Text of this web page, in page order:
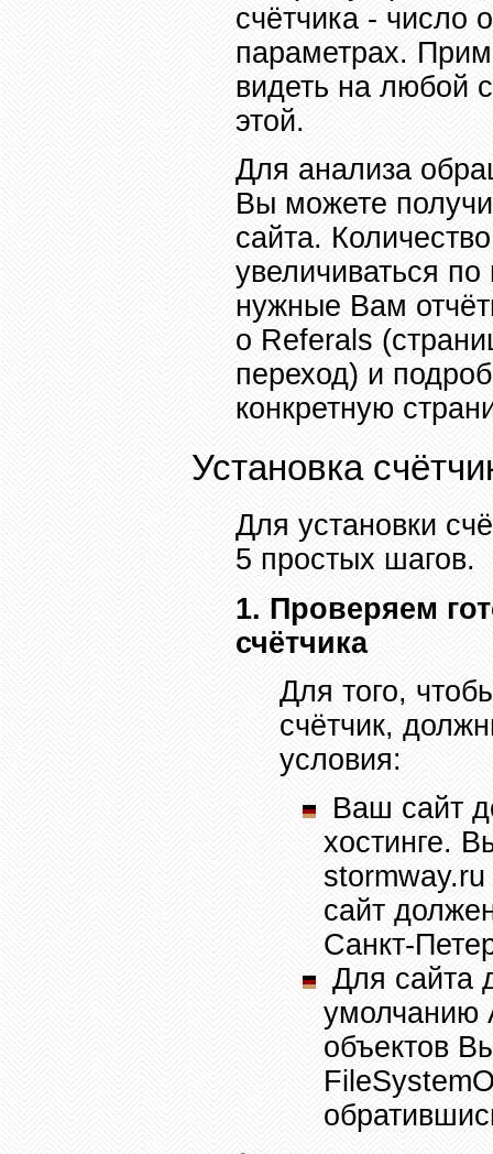
счётчика - число
параметрах.
видеть на любой
этой.
Для анализа
Вы можете
сайта.
увеличиваться
нужные Вам
о Referals (
переход) и
конкретную
Установка
Для установки
5 простых шагов.
1. Проверяем
счётчика
Для того,
счётчик,
условия:
Ваш сайт
хостинге.
сайт
Санкт-
Для сайта
умолчанию
объектов